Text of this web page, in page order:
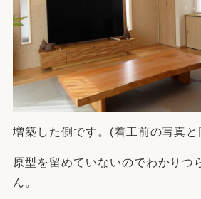
増築した側です。(着工前の写真
原型を留めていないのでわかりつ
ん。